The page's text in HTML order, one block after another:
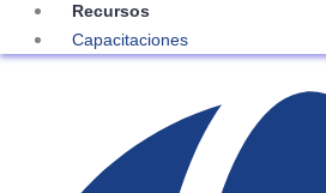
Recursos
Capacitaciones